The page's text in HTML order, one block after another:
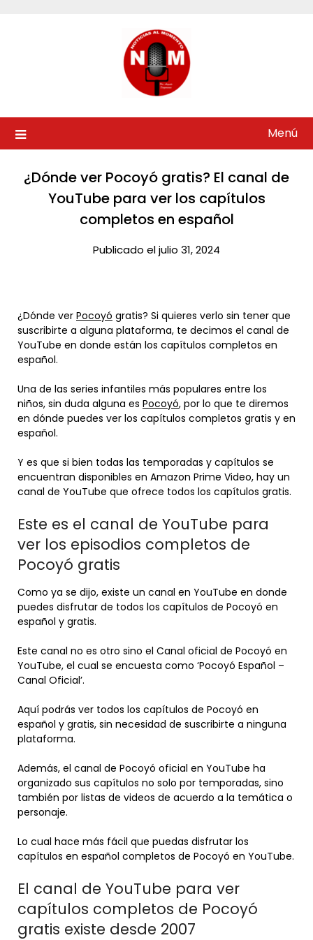
Menú
¿Dónde ver Pocoyó gratis? El canal de
YouTube para ver los capítulos
completos en español​
Publicado el julio 31, 2024
¿Dónde ver Pocoyó gratis? Si quieres verlo sin tener que
suscribirte a alguna plataforma, te decimos el canal de
YouTube en donde están los capítulos completos en
español.
Una de las series infantiles más populares entre los
niños, sin duda alguna es Pocoyó, por lo que te diremos
en dónde puedes ver los capítulos completos gratis y en
español.
Y es que si bien todas las temporadas y capítulos se
encuentran disponibles en Amazon Prime Video, hay un
canal de YouTube que ofrece todos los capítulos gratis.
Este es el canal de YouTube para
ver los episodios completos de
Pocoyó gratis
Como ya se dijo, existe un canal en YouTube en donde
puedes disfrutar de todos los capítulos de Pocoyó en
español y gratis.
Este canal no es otro sino el Canal oficial de Pocoyó en
YouTube, el cual se encuesta como ‘Pocoyó Español –
Canal Oficial’.
Aquí podrás ver todos los capítulos de Pocoyó en
español y gratis, sin necesidad de suscribirte a ninguna
plataforma.
Además, el canal de Pocoyó oficial en YouTube ha
organizado sus capítulos no solo por temporadas, sino
también por listas de videos de acuerdo a la temática o
personaje.
Lo cual hace más fácil que puedas disfrutar los
capítulos en español completos de Pocoyó en YouTube.
El canal de YouTube para ver
capítulos completos de Pocoyó
gratis existe desde 2007